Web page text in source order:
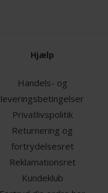
Hjælp
Handels- og
leveringsbetingelser
Privatlivspolitik
Returnering og
fortrydelsesret
Reklamationsret
Kundeklub